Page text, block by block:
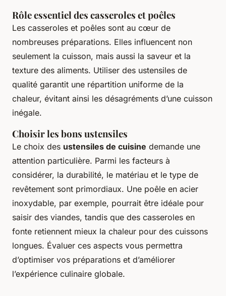
Rôle essentiel des casseroles et poêles
Les casseroles et poêles sont au cœur de
nombreuses préparations. Elles influencent non
seulement la cuisson, mais aussi la saveur et la
texture des aliments. Utiliser des ustensiles de
qualité garantit une répartition uniforme de la
chaleur, évitant ainsi les désagréments d’une cuisson
inégale.
Choisir les bons ustensiles
Le choix des ustensiles de cuisine demande une
attention particulière. Parmi les facteurs à
considérer, la durabilité, le matériau et le type de
revêtement sont primordiaux. Une poêle en acier
inoxydable, par exemple, pourrait être idéale pour
saisir des viandes, tandis que des casseroles en
fonte retiennent mieux la chaleur pour des cuissons
longues. Évaluer ces aspects vous permettra
d’optimiser vos préparations et d’améliorer
l’expérience culinaire globale.